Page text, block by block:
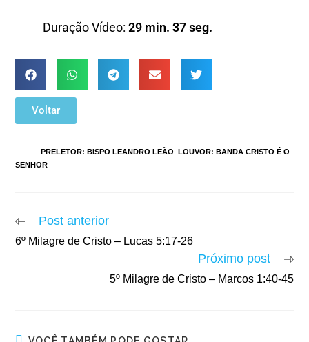
Duração Vídeo:29 min. 37 seg.
Voltar
:PRELETOR: BISPO LEANDRO LEÃO
LOUVOR: BANDA CRISTO É O
SENHOR
Post anterior
6º Milagre de Cristo – Lucas 5:17-26
Próximo post
5º Milagre de Cristo – Marcos 1:40-45